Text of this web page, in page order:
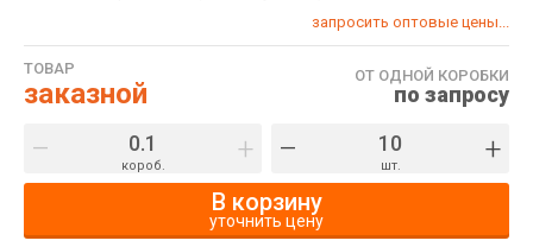
запросить оптовые цены...
ТОВАР
заказной
ОТ ОДНОЙ КОРОБКИ
по запросу
– короб. + – шт. +
В корзину
уточнить цену